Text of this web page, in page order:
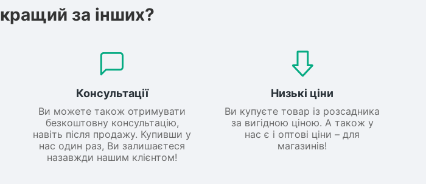
кращий за інших?
Консультації
Ви можете також отримувати
безкоштовну консультацію,
навіть після продажу. Купивши у
нас один раз, Ви залишаєтеся
назавжди нашим клієнтом!
Низькі ціни
Ви купуєте товар із розсадника
за вигідною ціною. А також у
нас є і оптові ціни – для
магазинів!